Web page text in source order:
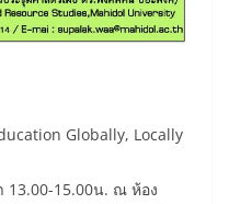
Globally, Locally
13.00-15.00น. ณ ห้อง